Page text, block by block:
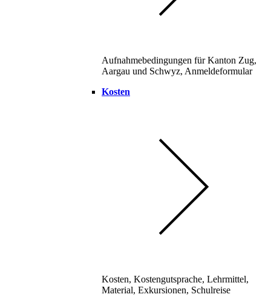
Aufnahmebedingungen für Kanton Zug,
Aargau und Schwyz, Anmeldeformular
Kosten
Kosten, Kostengutsprache, Lehrmittel,
Material, Exkursionen, Schulreise